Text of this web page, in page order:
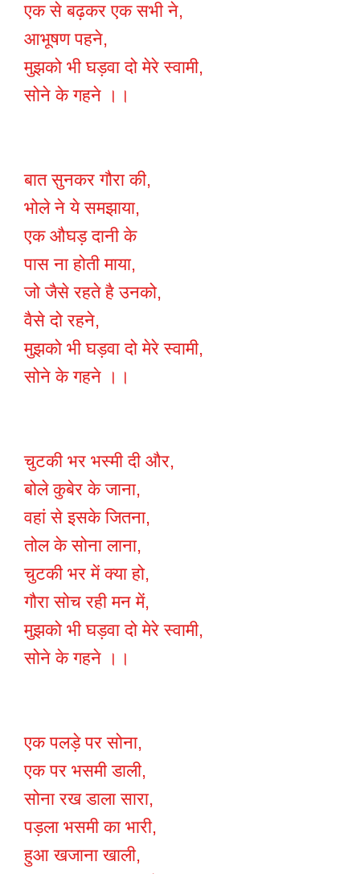
एक से बढ़कर एक सभी ने,
आभूषण पहने,
मुझको भी घड़वा दो मेरे स्वामी,
सोने के गहने ।।
बात सुनकर गौरा की,
भोले ने ये समझाया,
एक औघड़ दानी के
पास ना होती माया,
जो जैसे रहते है उनको,
वैसे दो रहने,
मुझको भी घड़वा दो मेरे स्वामी,
सोने के गहने ।।
चुटकी भर भस्मी दी और,
बोले कुबेर के जाना,
वहां से इसके जितना,
तोल के सोना लाना,
चुटकी भर में क्या हो,
गौरा सोच रही मन में,
मुझको भी घड़वा दो मेरे स्वामी,
सोने के गहने ।।
एक पलड़े पर सोना,
एक पर भसमी डाली,
सोना रख डाला सारा,
पड़ला भसमी का भारी,
हुआ खजाना खाली,